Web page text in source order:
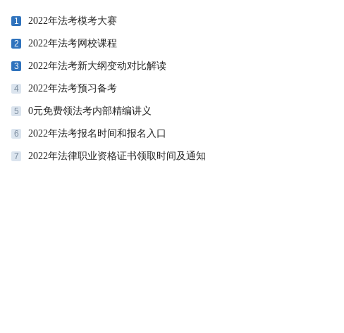
1 2022年法考模考大赛
2 2022年法考网校课程
3 2022年法考新大纲变动对比解读
4 2022年法考预习备考
5 0元免费领法考内部精编讲义
6 2022年法考报名时间和报名入口
7 2022年法律职业资格证书领取时间及通知